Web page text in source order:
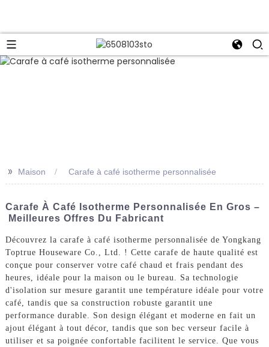
>> Maison Carafe à café isotherme personnalisée
Carafe À Café Isotherme Personnalisée En Gros –
Meilleures Offres Du Fabricant
Découvrez la carafe à café isotherme personnalisée de Yongkang
Toptrue Houseware Co., Ltd. ! Cette carafe de haute qualité est
conçue pour conserver votre café chaud et frais pendant des
heures, idéale pour la maison ou le bureau. Sa technologie
d'isolation sur mesure garantit une température idéale pour votre
café, tandis que sa construction robuste garantit une
performance durable. Son design élégant et moderne en fait un
ajout élégant à tout décor, tandis que son bec verseur facile à
utiliser et sa poignée confortable facilitent le service. Que vous